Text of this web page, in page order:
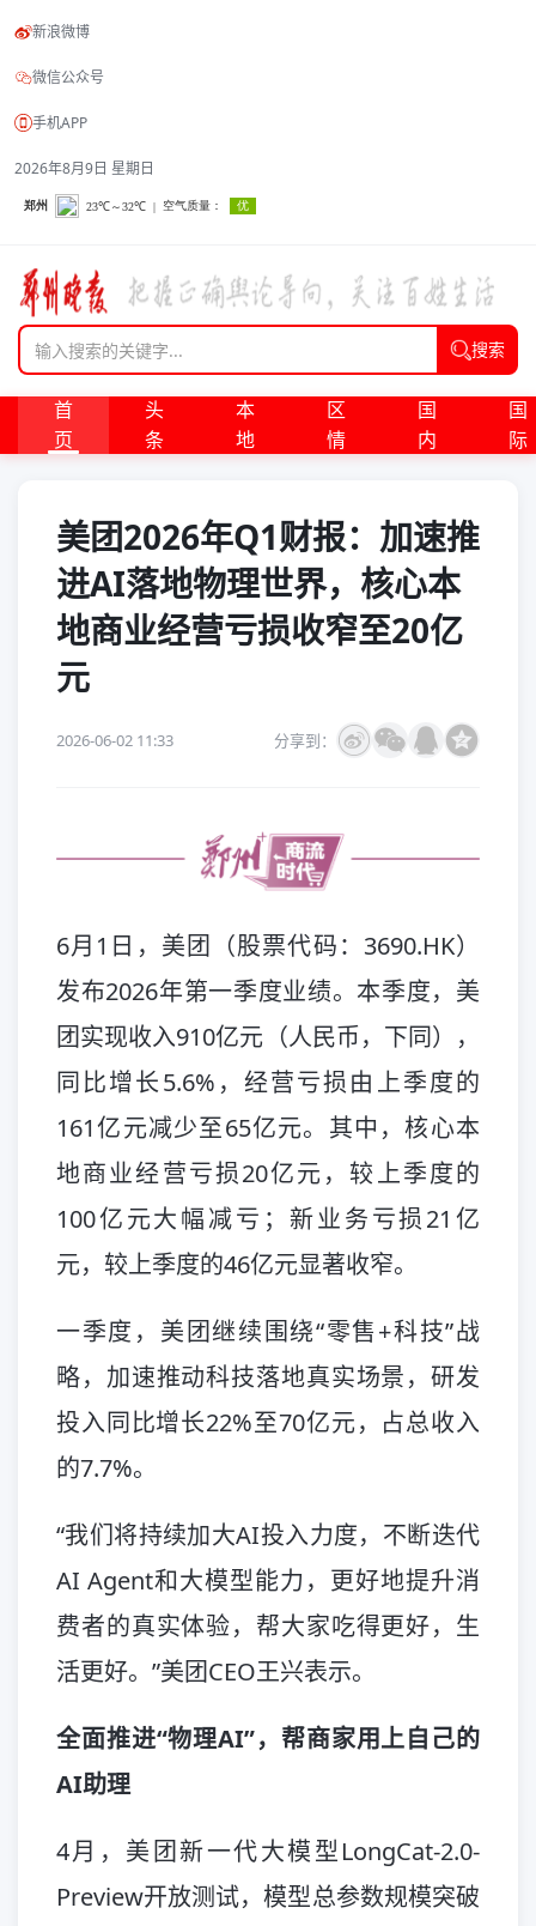
新浪微博
微信公众号
手机APP
2026年8月9日 星期日
搜索
首
页
头
条
本
地
区
情
国
内
国
际
美团2026年Q1财报：加速推
进AI落地物理世界，核心本
地商业经营亏损收窄至20亿
元
2026-06-02 11:33 分享到：
6月1日，美团（股票代码：3690.HK）
发布2026年第一季度业绩。本季度，美
团实现收入910亿元（人民币，下同），
同比增长5.6%，经营亏损由上季度的
161亿元减少至65亿元。其中，核心本
地商业经营亏损20亿元，较上季度的
100亿元大幅减亏；新业务亏损21亿
元，较上季度的46亿元显著收窄。
一季度，美团继续围绕“零售+科技”战
略，加速推动科技落地真实场景，研发
投入同比增长22%至70亿元，占总收入
的7.7%。
“我们将持续加大AI投入力度，不断迭代
AI Agent和大模型能力，更好地提升消
费者的真实体验，帮大家吃得更好，生
活更好。”美团CEO王兴表示。
全面推进“物理AI”，帮商家用上自己的
AI助理
4月，美团新一代大模型LongCat-2.0-
Preview开放测试，模型总参数规模突破